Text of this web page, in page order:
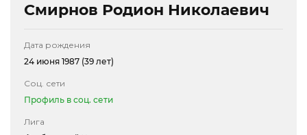
Смирнов Родион Николаевич
Дата рождения
24 июня 1987 (39 лет)
Соц. сети
Профиль в соц. сети
Лига